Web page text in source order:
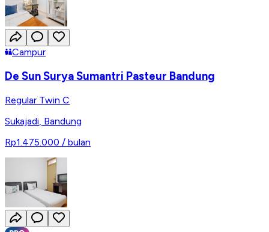
Campur
De Sun Surya Sumantri Pasteur Bandung
Regular Twin C
Sukajadi, Bandung
Rp1.475.000 / bulan